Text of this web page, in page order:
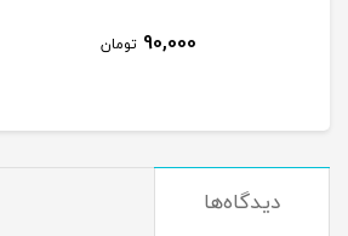
90,000 تومان
دیدگاه‌ها